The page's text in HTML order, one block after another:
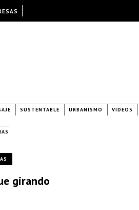
SUSTENTABLE URBANISMO VIDEOS
girando